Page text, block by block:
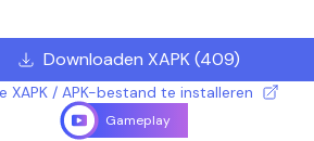
Downloaden XAPK(409)
XAPK / APK-bestand te installeren
Gameplay